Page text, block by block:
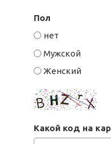
Пол
нет
Мужской
Женский
Какой код на